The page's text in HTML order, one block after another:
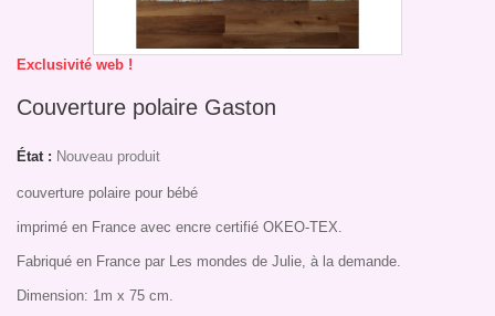
Exclusivité web !
Couverture polaire Gaston
État : Nouveau produit
couverture polaire pour bébé
imprimé en France avec encre certifié OKEO-TEX.
Fabriqué en France par Les mondes de Julie, à la demande.
Dimension: 1m x 75 cm.